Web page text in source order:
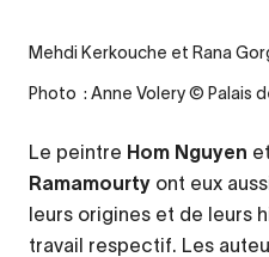
Mehdi Kerkouche et Rana
Photo : Anne Volery © Palais
Le peintre Hom Nguyen
Ramamourty ont eux
leurs origines et de leurs
travail respectif. Les